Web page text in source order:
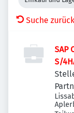
Suche
SAP
S/